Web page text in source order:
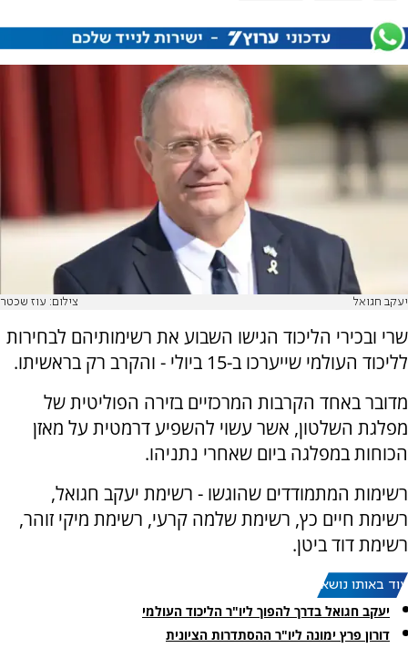
יעקב חגואל צילום: עוז שכטר
שרי ובכירי הליכוד הגישו השבוע את רשימותיהם לבחירות
לליכוד העולמי שייערכו ב-15 ביולי - והקרב רק בראשיתו.
מדובר באחד הקרבות המרכזיים בזירה הפוליטית של
מפלגת השלטון, אשר עשוי להשפיע דרמטית על מאזן
הכוחות במפלגה ביום שאחרי נתניהו.
רשימות המתמודדים שהוגשו - רשימת יעקב חגואל,
רשימת חיים כץ, רשימת שלמה קרעי, רשימת מיקי זוהר,
רשימת דוד ביטן.
עוד באותו נושא:
יעקב חגואל בדרך להפוך ליו"ר הליכוד העולמי
דורון פרץ ימונה ליו"ר ההסתדרות הציונית